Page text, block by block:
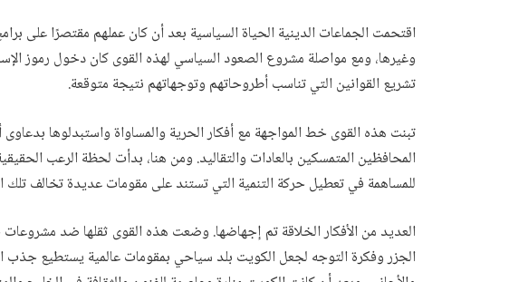
اقتحمت الجماعات الدينية الحياة السياسية بعد أن كان عملهم مقتصرًا على
وغيرها، ومع مواصلة مشروع الصعود السياسي لهذه القوى كان دخول رموز
تشريع القوانين التي تناسب أطروحاتهم وتوجهاتهم نتيجة متوقعة.
تبنت هذه القوى خط المواجهة مع أفكار الحرية والمساواة واستبدلوها بدعاوى
المحافظين المتمسكين بالعادات والتقاليد. ومن هنا، بدأت لحظة الرعب
للمساهمة في تعطيل حركة التنمية التي تستند على مقومات عديدة تخالف تلك
العديد من الأفكار الخلاقة تم إجهاضها. وضعت هذه القوى ثقلها ضد
الجزر وفكرة التوجه لجعل الكويت بلد سياحي بمقومات عالمية يستطيع جذب